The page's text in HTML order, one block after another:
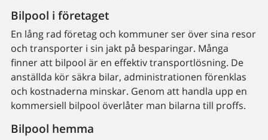
Bilpool i företaget
En lång rad företag och kommuner ser över sina resor
och transporter i sin jakt på besparingar. Många
finner att bilpool är en effektiv transportlösning. De
anställda kör säkra bilar, administrationen förenklas
och kostnaderna minskar. Genom att handla upp en
kommersiell bilpool överlåter man bilarna till proffs.
Bilpool hemma